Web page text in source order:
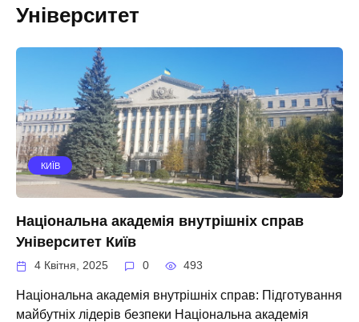
Університет
КИЇВ
Національна академія внутрішніх справ
Університет Київ
4 Квітня, 2025 0 493
Національна академія внутрішніх справ: Підготування
майбутніх лідерів безпеки Національна академія